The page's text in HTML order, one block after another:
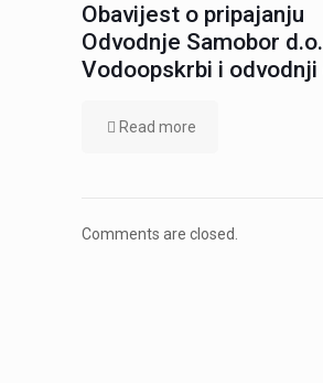
Obavijest o pripajanju
Odvodnje Samobor
Vodoopskrbi i odvodnji
Read more
Comments are closed.